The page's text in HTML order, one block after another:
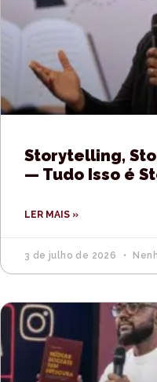
Storytelling,
— Tudo Isso é
LER MAIS »
3 de julho de 2026